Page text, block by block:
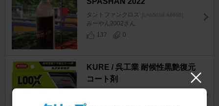
タントファンクロス [LA650S/LA660S]
みーやん2002さん
137
0
KURE / 呉工業 耐候性黒艶復元
コート剤